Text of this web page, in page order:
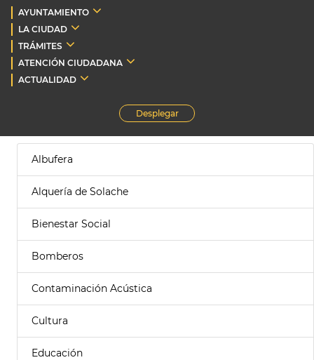
AYUNTAMIENTO
LA CIUDAD
TRÁMITES
ATENCIÓN CIUDADANA
ACTUALIDAD
Desplegar
Albufera
Alquería de Solache
Bienestar Social
Bomberos
Contaminación Acústica
Cultura
Educación